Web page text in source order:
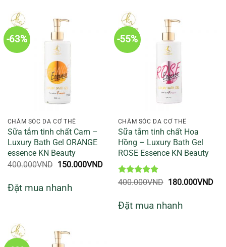
-63%
CHĂM SÓC DA CƠ THỂ
Sữa tắm tinh chất Cam –
Luxury Bath Gel ORANGE
essence KN Beauty
400.000VND Giá
400.000VND.
150.000VNDGiá
Đặt mua nhanh
-55%
CHĂM SÓC DA CƠ THỂ
Sữa tắm tinh chất Hoa
Hồng – Luxury Bath Gel
ROSE Essence KN Beauty
Được xếp
400.000VND Giá
400.000VND.
180.000VNDGiá
Đặt mua nhanh